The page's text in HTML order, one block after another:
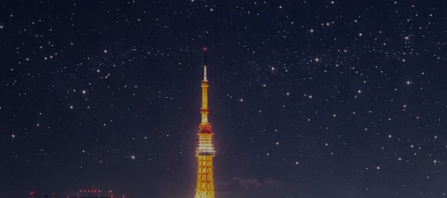
運命予報占い
運命予報占いとは あなたの所属部屋を探そう！